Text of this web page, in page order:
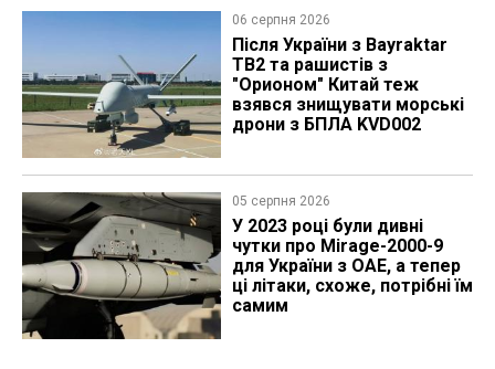
06 серпня 2026
Після України з Bayraktar
TB2 та рашистів з
"Орионом" Китай теж
взявся знищувати морські
дрони з БПЛА KVD002
05 серпня 2026
У 2023 році були дивні
чутки про Mirage-2000-9
для України з ОАЕ, а тепер
ці літаки, схоже, потрібні їм
самим